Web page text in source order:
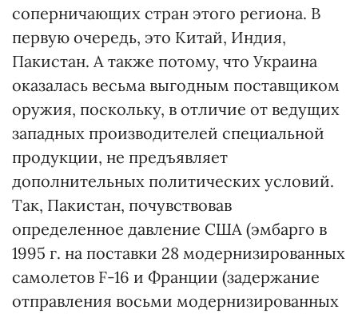
соперничающих стран этого региона. В
первую очередь, это Китай, Индия,
Пакистан. А также потому, что Украина
оказалась весьма выгодным поставщиком
оружия, поскольку, в отличие от ведущих
западных производителей специальной
продукции, не предъявляет
дополнительных политических условий.
Так, Пакистан, почувствовав
определенное давление США (эмбарго в
1995 г. на поставки 28 модернизированных
самолетов F-16 и Франции (задержание
отправления восьми модернизированных